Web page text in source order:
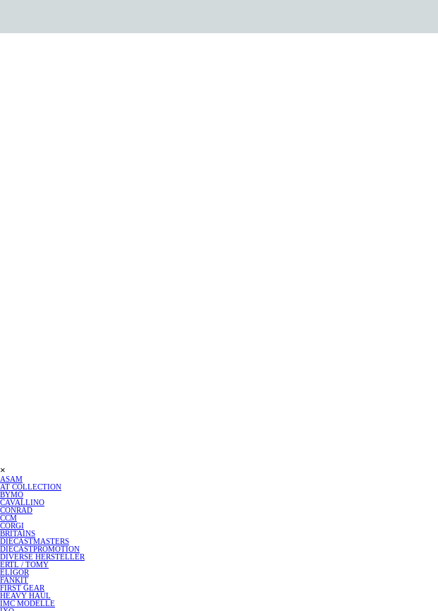
×
ASAM
AT COLLECTION
BYMO
CAVALLINO
CONRAD
CCM
CORGI
BRITAINS
DIECASTMASTERS
DIECASTPROMOTION
DIVERSE HERSTELLER▼
ERTL / TOMY
ELIGOR▼
FANKIT
FIRST GEAR▼
HEAVY HAUL
IMC MODELLE